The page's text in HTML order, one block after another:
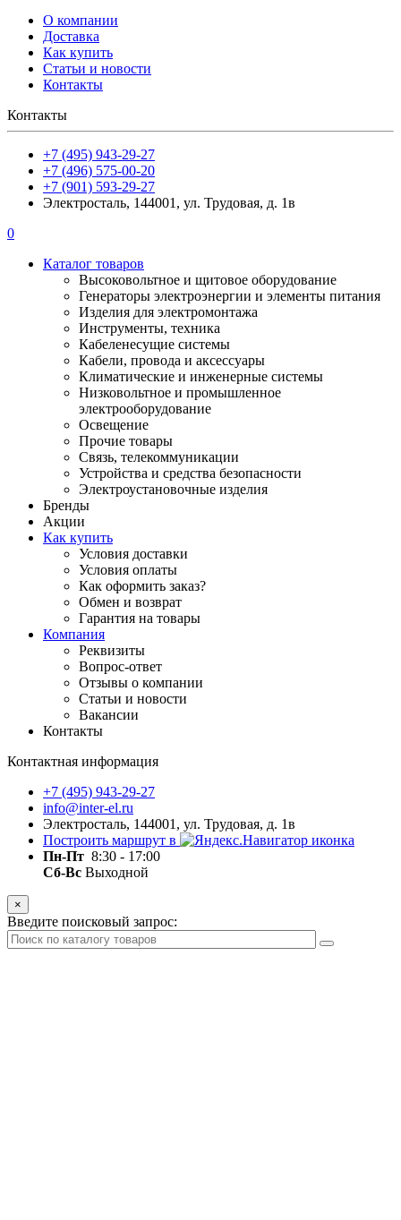
О компании
Доставка
Как купить
Статьи и новости
Контакты
Контакты
+7 (495) 943-29-27
+7 (496) 575-00-20
+7 (901) 593-29-27
Электросталь, 144001, ул. Трудовая, д. 1в
0
Каталог товаров
Высоковольтное и щитовое оборудование
Генераторы электроэнергии и элементы питания
Изделия для электромонтажа
Инструменты, техника
Кабеленесущие системы
Кабели, провода и аксессуары
Климатические и инженерные системы
Низковольтное и промышленное
электрооборудование
Освещение
Прочие товары
Связь, телекоммуникации
Устройства и средства безопасности
Электроустановочные изделия
Бренды
Акции
Как купить
Условия доставки
Условия оплаты
Как оформить заказ?
Обмен и возврат
Гарантия на товары
Компания
Реквизиты
Вопрос-ответ
Отзывы о компании
Статьи и новости
Вакансии
Контакты
Контактная информация
+7 (495) 943-29-27
info@inter-el.ru
Электросталь, 144001, ул. Трудовая, д. 1в
Построить маршрут в
Пн-Пт 8:30 - 17:00
Сб-Вс Выходной
×
Введите поисковый запрос: